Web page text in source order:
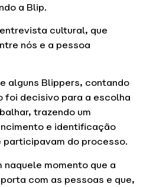
a Blip.
cultural, que
nós e a pessoa
alguns Blippers, contando
foi decisivo para a escolha
trazendo um
e identificação
participavam do processo.
naquele momento que a
com as pessoas e que,